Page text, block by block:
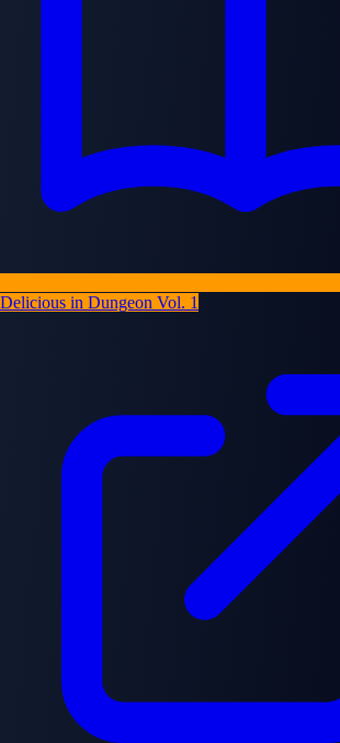
Delicious in Dungeon Vol. 1